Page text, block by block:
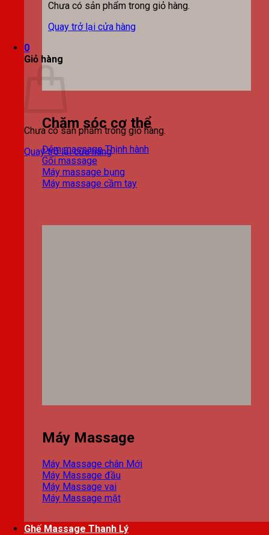
Chưa có sản phẩm trong giỏ hàng.
Quay trở lại cửa hàng
0
Giỏ hàng
Chưa có sản phẩm trong giỏ hàng.
Quay trở lại cửa hàng
Chăm sóc cơ thể
Đệm massage
Gối massage
Máy massage bụng
Máy massage cầm tay
Máy Massage
Máy Massage chân
Máy Massage đầu
Máy Massage vai
Máy Massage mặt
Ghế Massage Thanh Lý